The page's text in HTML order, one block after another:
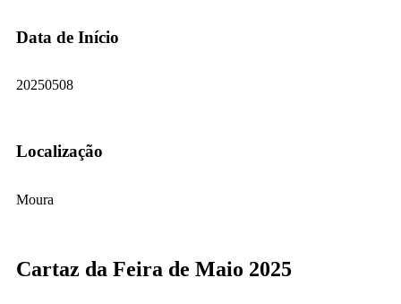
Data de Início
20250508
Localização
Moura
Cartaz da Feira de Maio 2025